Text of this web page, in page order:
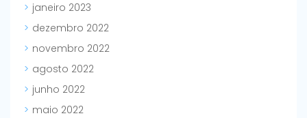
janeiro 2023
dezembro 2022
novembro 2022
agosto 2022
junho 2022
maio 2022